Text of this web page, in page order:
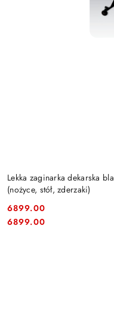
Lekka zaginarka dekarska
(nożyce, stół, zderzaki)
Cena:
6899.00
Cena:
6899.00